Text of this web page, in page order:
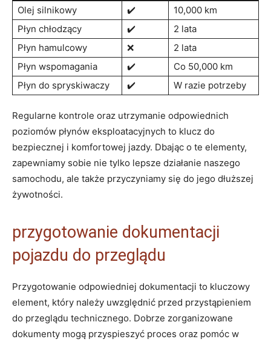
Olej silnikowy
✔️
10,000 km
Płyn chłodzący
✔️
2 lata
Płyn hamulcowy
❌
2 lata
Płyn wspomagania
✔️
Co 50,000 km
Płyn do spryskiwaczy
✔️ W razie potrzeby
Regularne kontrole oraz utrzymanie odpowiednich
poziomów płynów eksploatacyjnych to klucz do
bezpiecznej i komfortowej jazdy. Dbając o te elementy,
zapewniamy sobie nie tylko lepsze działanie naszego
samochodu, ale także przyczyniamy się do jego dłuższej
żywotności.
przygotowanie dokumentacji
pojazdu do przeglądu
Przygotowanie odpowiedniej dokumentacji to kluczowy
element, który należy uwzględnić przed przystąpieniem
do przeglądu technicznego. Dobrze zorganizowane
dokumenty mogą przyspieszyć proces oraz pomóc w